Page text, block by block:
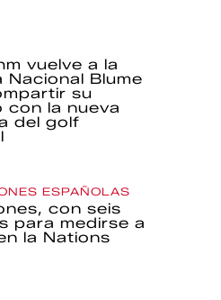
vuelve a la
Nacional Blume
su
con la nueva
del golf
ESPAÑOLAS
con seis
para medirse a
la Nations